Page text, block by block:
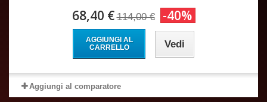
68,40 € 114,00 € -40%
AGGIUNGI AL
CARRELLO
Vedi
Aggiungi al comparatore